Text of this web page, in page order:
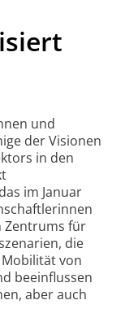
und
der Visionen
in den
im Januar
Zentrums für
die
von
beeinflussen
aber auch